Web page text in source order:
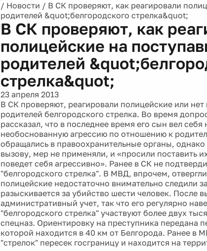
/ Новости / В СК проверяют, как реагировали
родителей &quot;белгородского стрелка&quot;
В СК проверяют, как
полицейские на
родителей
стрелка&quot;
23 апреля 2013
В СК проверяют, реагировали полицейские или
родителей белгородского стрелка. Во время
рассказал, что в последнее время его сын вел
необоснованную агрессию по отношению к
обращались в правоохранительные органы,
вызову, мер не применяли, и «просили поставить
поведет себя агрессивно». Ранее в СК не
"белгородского стрелка". В МВД, впрочем,
полицейские недостаточно внимательно следили
разыскивается за убийство шести человек. После
административный учет, так что его регулярно
"белгородского стрелка" участвуют более двух
спецназ. Ориентировку на преступника передана
которой находится в 40 км от Белгорода. Ранее в
"стрелок" пересек госграницу и находится на